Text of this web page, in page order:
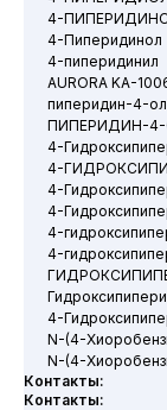
4-
4-Пиперидинол
4-пиперидинил
AURORA KA-
пиперидин-4-ол
ПИПЕРИДИН-
4-
4-
4-
4-
4-
4-
4-
N-(4-
N-(4-
Контакты:
Контакты: